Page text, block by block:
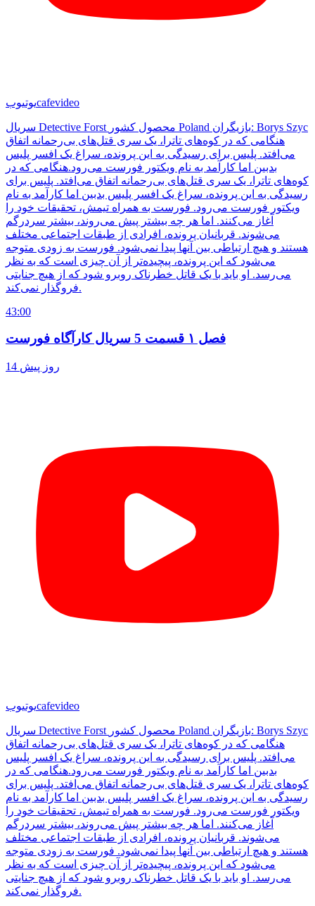
یوتیوبcafevideo
سریال Detective Forst محصول کشور Poland بازیگران: Borys Szyc
هنگامی که در کوه‌های تاترا، یک سری قتل‌های بی‌رحمانه اتفاق
می‌افتد. پلیس برای رسیدگی به این پرونده، سراغ یک افسر پلیس
بدبین اما کارآمد به نام ویکتور فورست می‌رود.هنگامی که در
کوه‌های تاترا، یک سری قتل‌های بی‌رحمانه اتفاق می‌افتد. پلیس برای
رسیدگی به این پرونده، سراغ یک افسر پلیس بدبین اما کارآمد به نام
ویکتور فورست می‌رود. فورست به همراه تیمش، تحقیقات خود را
آغاز می‌کنند. اما هر چه بیشتر پیش می‌روند، بیشتر سردرگم
می‌شوند. قربانیان پرونده، افرادی از طبقات اجتماعی مختلف
هستند و هیچ ارتباطی بین آنها پیدا نمی‌شود. فورست به زودی متوجه
می‌شود که این پرونده، پیچیده‌تر از آن چیزی است که به نظر
می‌رسد. او باید با یک قاتل خطرناک روبرو شود که از هیچ جنایتی
فروگذار نمی‌کند.
43:00
فصل ۱ قسمت 5 سریال کارآگاه فورست
14 روز پیش
یوتیوبcafevideo
سریال Detective Forst محصول کشور Poland بازیگران: Borys Szyc
هنگامی که در کوه‌های تاترا، یک سری قتل‌های بی‌رحمانه اتفاق
می‌افتد. پلیس برای رسیدگی به این پرونده، سراغ یک افسر پلیس
بدبین اما کارآمد به نام ویکتور فورست می‌رود.هنگامی که در
کوه‌های تاترا، یک سری قتل‌های بی‌رحمانه اتفاق می‌افتد. پلیس برای
رسیدگی به این پرونده، سراغ یک افسر پلیس بدبین اما کارآمد به نام
ویکتور فورست می‌رود. فورست به همراه تیمش، تحقیقات خود را
آغاز می‌کنند. اما هر چه بیشتر پیش می‌روند، بیشتر سردرگم
می‌شوند. قربانیان پرونده، افرادی از طبقات اجتماعی مختلف
هستند و هیچ ارتباطی بین آنها پیدا نمی‌شود. فورست به زودی متوجه
می‌شود که این پرونده، پیچیده‌تر از آن چیزی است که به نظر
می‌رسد. او باید با یک قاتل خطرناک روبرو شود که از هیچ جنایتی
فروگذار نمی‌کند.